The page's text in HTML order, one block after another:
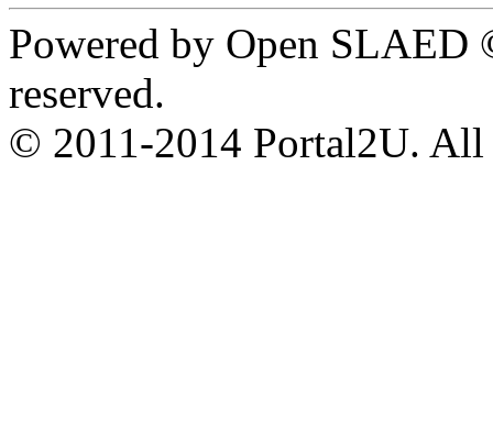
Powered by Open
reserved.
© 2011-2014 Portal2U. All